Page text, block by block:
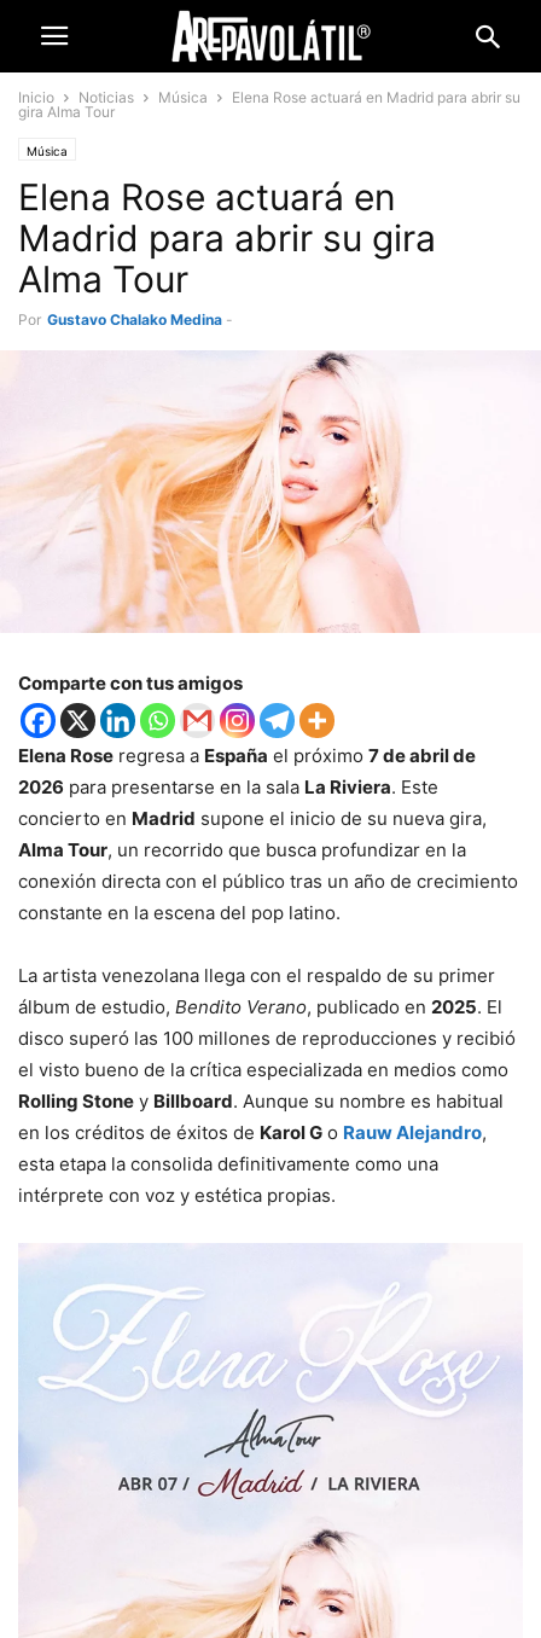
Inicio Noticias Música
Elena Rose actuará en Madrid para abrir su
gira Alma Tour
Música
Elena Rose actuará en
Madrid para abrir su gira
Alma Tour
Por Gustavo Chalako Medina -
Comparte con tus amigos
Elena Rose regresa a España el próximo 7 de abril de
2026 para presentarse en la sala La Riviera. Este
concierto en Madrid supone el inicio de su nueva gira,
Alma Tour, un recorrido que busca profundizar en la
conexión directa con el público tras un año de crecimiento
constante en la escena del pop latino.
La artista venezolana llega con el respaldo de su primer
álbum de estudio, Bendito Verano, publicado en 2025. El
disco superó las 100 millones de reproducciones y recibió
el visto bueno de la crítica especializada en medios como
Rolling Stone y Billboard. Aunque su nombre es habitual
en los créditos de éxitos de Karol G o Rauw Alejandro,
esta etapa la consolida definitivamente como una
intérprete con voz y estética propias.